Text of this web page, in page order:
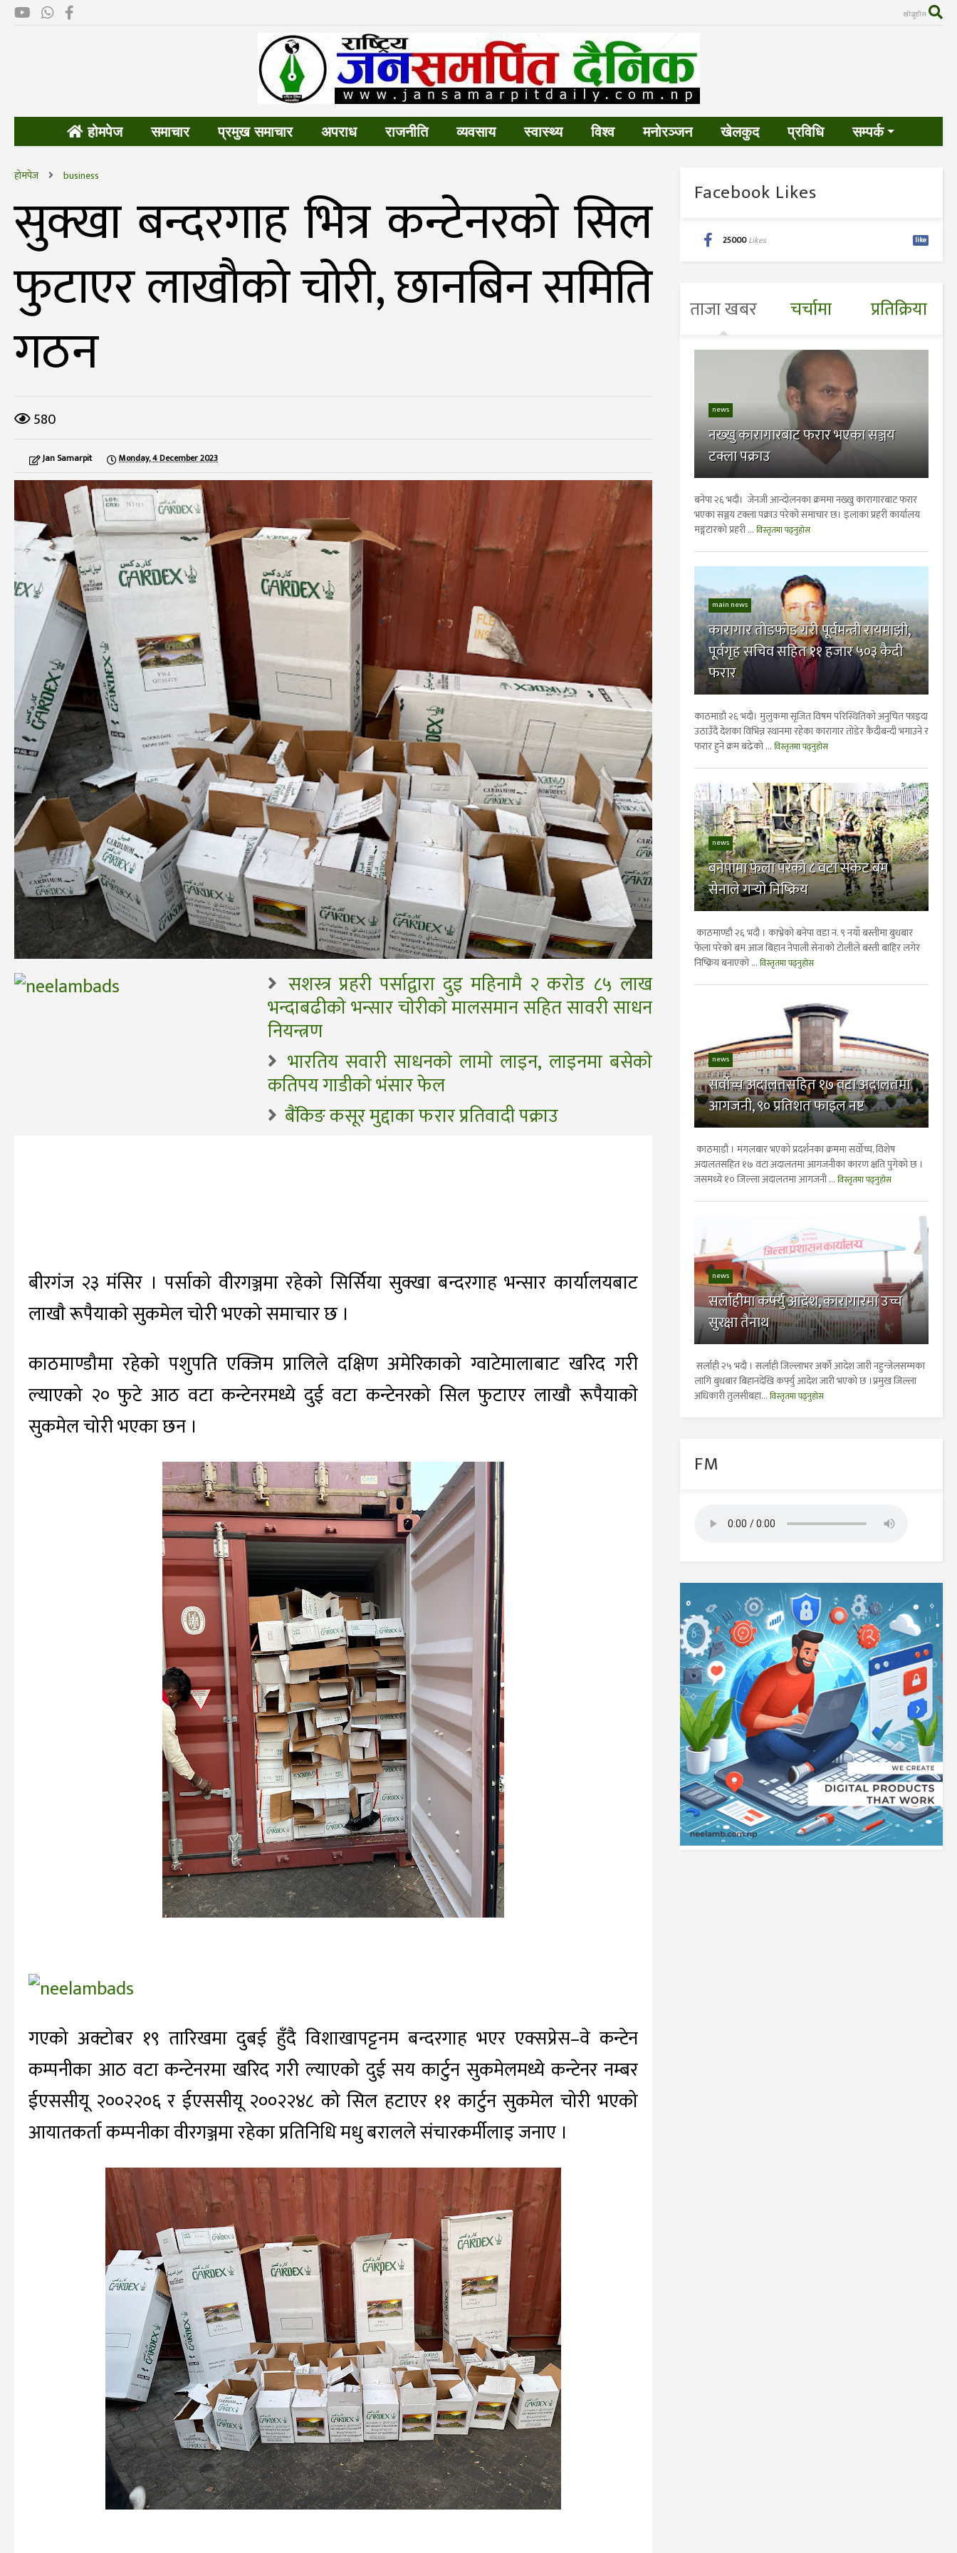
खोज्नुहोस
होमपेज समाचार प्रमुख समाचार अपराध राजनीति व्यवसाय स्वास्थ्य विश्व मनोरञ्जन खेलकुद प्रविधि सम्पर्क
होमपेज business
सुक्खा बन्दरगाह भित्र कन्टेनरको सिल
फुटाएर लाखाैकाे चोरी, छानबिन समिति
गठन
580
Jan Samarpit Monday, 4 December 2023
सशस्त्र प्रहरी पर्साद्वारा दुइ महिनामै २ कराेड ८५ लाख
भन्दाबढीकाे भन्सार चाेरीकाे मालसमान सहित सावरी साधन
नियन्त्रण
भारतिय सवारी साधनकाे लामाे लाइन, लाइनमा बसेकाे
कतिपय गाडीकाे भंसार फेल
बैंकिङ कसूर मुद्दाका फरार प्रतिवादी पक्राउ
बीरगंज २३ मंसिर । पर्साको वीरगञ्जमा रहेको सिर्सिया सुक्खा बन्दरगाह भन्सार कार्यालयबाट
लाखाै रूपैयाकाे सुकमेल चोरी भएको समाचार छ ।
काठमाण्डौमा रहेको पशुपति एक्जिम प्रालिले दक्षिण अमेरिकाको ग्वाटेमालाबाट खरिद गरी
ल्याएको २० फुटे आठ वटा कन्टेनरमध्ये दुई वटा कन्टेनरको सिल फुटाएर लाखाै रूपैयाकाे
सुकमेल चोरी भएका छन ।
गएको अक्टोबर १९ तारिखमा दुबई हुँदै विशाखापट्टनम बन्दरगाह भएर एक्सप्रेस–वे कन्टेन
कम्पनीका आठ वटा कन्टेनरमा खरिद गरी ल्याएको दुई सय कार्टुन सुकमेलमध्ये कन्टेनर नम्बर
ईएससीयू २००२२०६ र ईएससीयू २००२२४८ को सिल हटाएर ११ कार्टुन सुकमेल चोरी भएको
आयातकर्ता कम्पनीका वीरगञ्जमा रहेका प्रतिनिधि मधु बरालले संचारकर्मीलाइ जनाए ।
Facebook Likes
25000 Likes like
ताजा खबर चर्चामा प्रतिक्रिया
news
नख्खु कारागारबाट फरार भएका सञ्जय
टक्ला पक्राउ
बनेपा २६ भदौ। जेनजी आन्दोलनका क्रममा नख्खु कारागारबाट फरार
भएका सञ्जय टक्ला पक्राउ परेकाे समाचार छ। इलाका प्रहरी कार्यालय
मङ्गटारको प्रहरी ... विस्तृतमा पढ्नुहोस
main news
कारागार तोडफोड गरी पूर्वमन्त्री रायमाझी,
पूर्वगृह सचिव सहित ११ हजार ५०३ कैदी
फरार
काठमाडौ २६ भदौ। मुलुकमा सृजित विषम परिस्थितिको अनुचित फाइदा
उठाउँदै देशका विभिन्न स्थानमा रहेका कारागार तोडेर कैदीबन्दी भगाउने र
फरार हुने क्रम बढेको ... विस्तृतमा पढ्नुहोस
news
बनेपामा फेला परेको ८ वटा सकेट बम
सेनाले गर्‍यो निष्क्रिय
काठमाण्डाै २६ भदाै । काभ्रेको बनेपा वडा नं. ९ नयाँ बस्तीमा बुधबार
फेला परेको बम आज बिहान नेपाली सेनाको टोलीले बस्ती बाहिर लगेर
निष्क्रिय बनाएको ... विस्तृतमा पढ्नुहोस
news
सर्वोच्च अदालतसहित १७ वटा अदालतमा
आगजनी, ९० प्रतिशत फाइल नष्ट
काठमाडौ । मंगलबार भएको प्रदर्शनका क्रममा सर्वोच्च, विशेष
अदालतसहित १७ वटा अदालतमा आगजनीका कारण क्षति पुगेको छ ।
जसमध्ये १० जिल्ला अदालतमा आगजनी ... विस्तृतमा पढ्नुहोस
news
सर्लाहीमा कर्फ्यु आदेश, कारागारमा उच्च
सुरक्षा तैनाथ
सर्लाही २५ भदाै । सर्लाही जिल्लाभर अर्को आदेश जारी नहुन्जेलसम्मका
लागि बुधबार बिहानदेखि कर्फ्यु आदेश जारी भएको छ ।प्रमुख जिल्ला
अधिकारी तुलसीबहा... विस्तृतमा पढ्नुहोस
FM